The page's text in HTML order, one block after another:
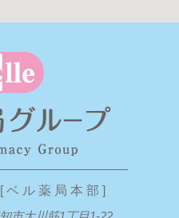
ベ ル 薬 局 本 部 ]